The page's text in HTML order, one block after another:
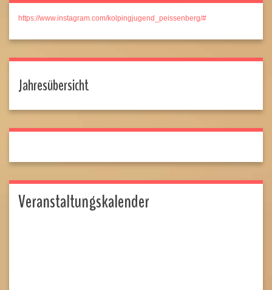
https://www.instagram.com/kolpingjugend_peissenberg/#
Jahresübersicht
Veranstaltungskalender